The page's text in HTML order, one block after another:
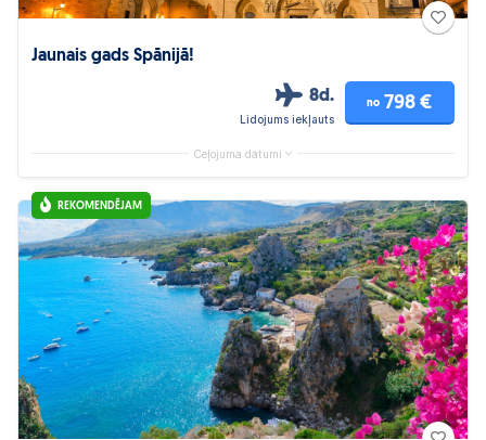
Jaunais gads Spānijā!
8d.
Lidojums iekļauts
no 798 €
Ceļojuma datumi
REKOMENDĒJAM